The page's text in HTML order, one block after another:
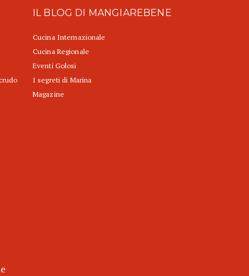
IL BLOG DI MANGIAREBENE
Cucina Internazionale
Cucina Regionale
Eventi Golosi
I segreti di Marina
Magazine